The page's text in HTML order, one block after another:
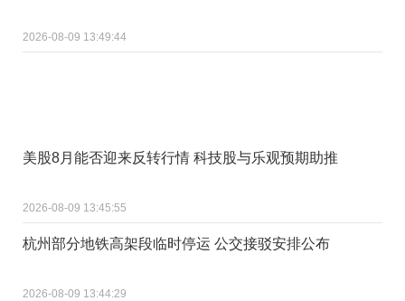
2026-08-09 13:49:44
美股8月能否迎来反转行情 科技股与乐观预期助推
2026-08-09 13:45:55
杭州部分地铁高架段临时停运 公交接驳安排公布
2026-08-09 13:44:29